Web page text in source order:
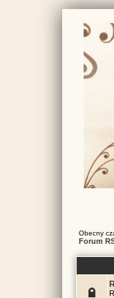
Obecny
Forum